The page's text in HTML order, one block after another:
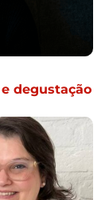
degustação